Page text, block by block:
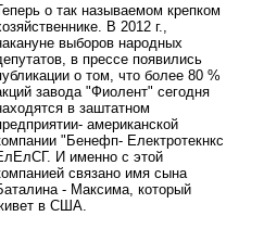
о так называемом крепком
В 2012 г.,
выборов народных
в прессе появились
о том, что более 80 %
завода "Фиолент" сегодня
в заштатном
американской
"Бенефп- Електротекнкс
И именно с этой
связано имя сына
- Максима, который
в США.